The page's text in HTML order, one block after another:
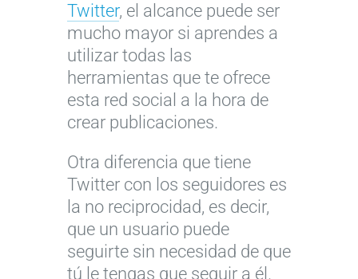
Twitter, el alcance puede ser
mucho mayor si aprendes a
utilizar todas las
herramientas que te ofrece
esta red social a la hora de
crear publicaciones.
Otra diferencia que tiene
Twitter con los seguidores es
la no reciprocidad, es decir,
que un usuario puede
seguirte sin necesidad de que
tú le tengas que seguir a él.